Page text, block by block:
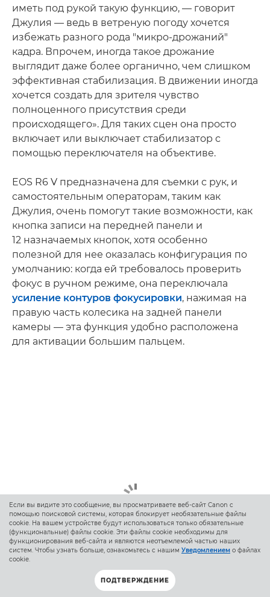
иметь под рукой такую функцию, — говорит
Джулия — ведь в ветреную погоду хочется
избежать разного рода "микро-дрожаний"
кадра. Впрочем, иногда такое дрожание
выглядит даже более органично, чем слишком
эффективная стабилизация. В движении иногда
хочется создать для зрителя чувство
полноценного присутствия среди
происходящего». Для таких сцен она просто
включает или выключает стабилизатор с
помощью переключателя на объективе.
EOS R6 V предназначена для съемки с рук, и
самостоятельным операторам, таким как
Джулия, очень помогут такие возможности, как
кнопка записи на передней панели и
12 назначаемых кнопок, хотя особенно
полезной для нее оказалась конфигурация по
умолчанию: когда ей требовалось проверить
фокус в ручном режиме, она переключала
усиление контуров фокусировки, нажимая на
правую часть колесика на задней панели
камеры — эта функция удобно расположена
для активации большим пальцем.
Если вы видите это сообщение, вы просматриваете веб-сайт Canon с
помощью поисковой системы, которая блокирует необязательные файлы
cookie. На вашем устройстве будут использоваться только обязательные
(функциональные) файлы cookie. Эти файлы cookie необходимы для
функционирования веб-сайта и являются неотъемлемой частью наших
систем. Чтобы узнать больше, ознакомьтесь с нашим Уведомлением о файлах
cookie.
ПОДТВЕРЖДЕНИЕ